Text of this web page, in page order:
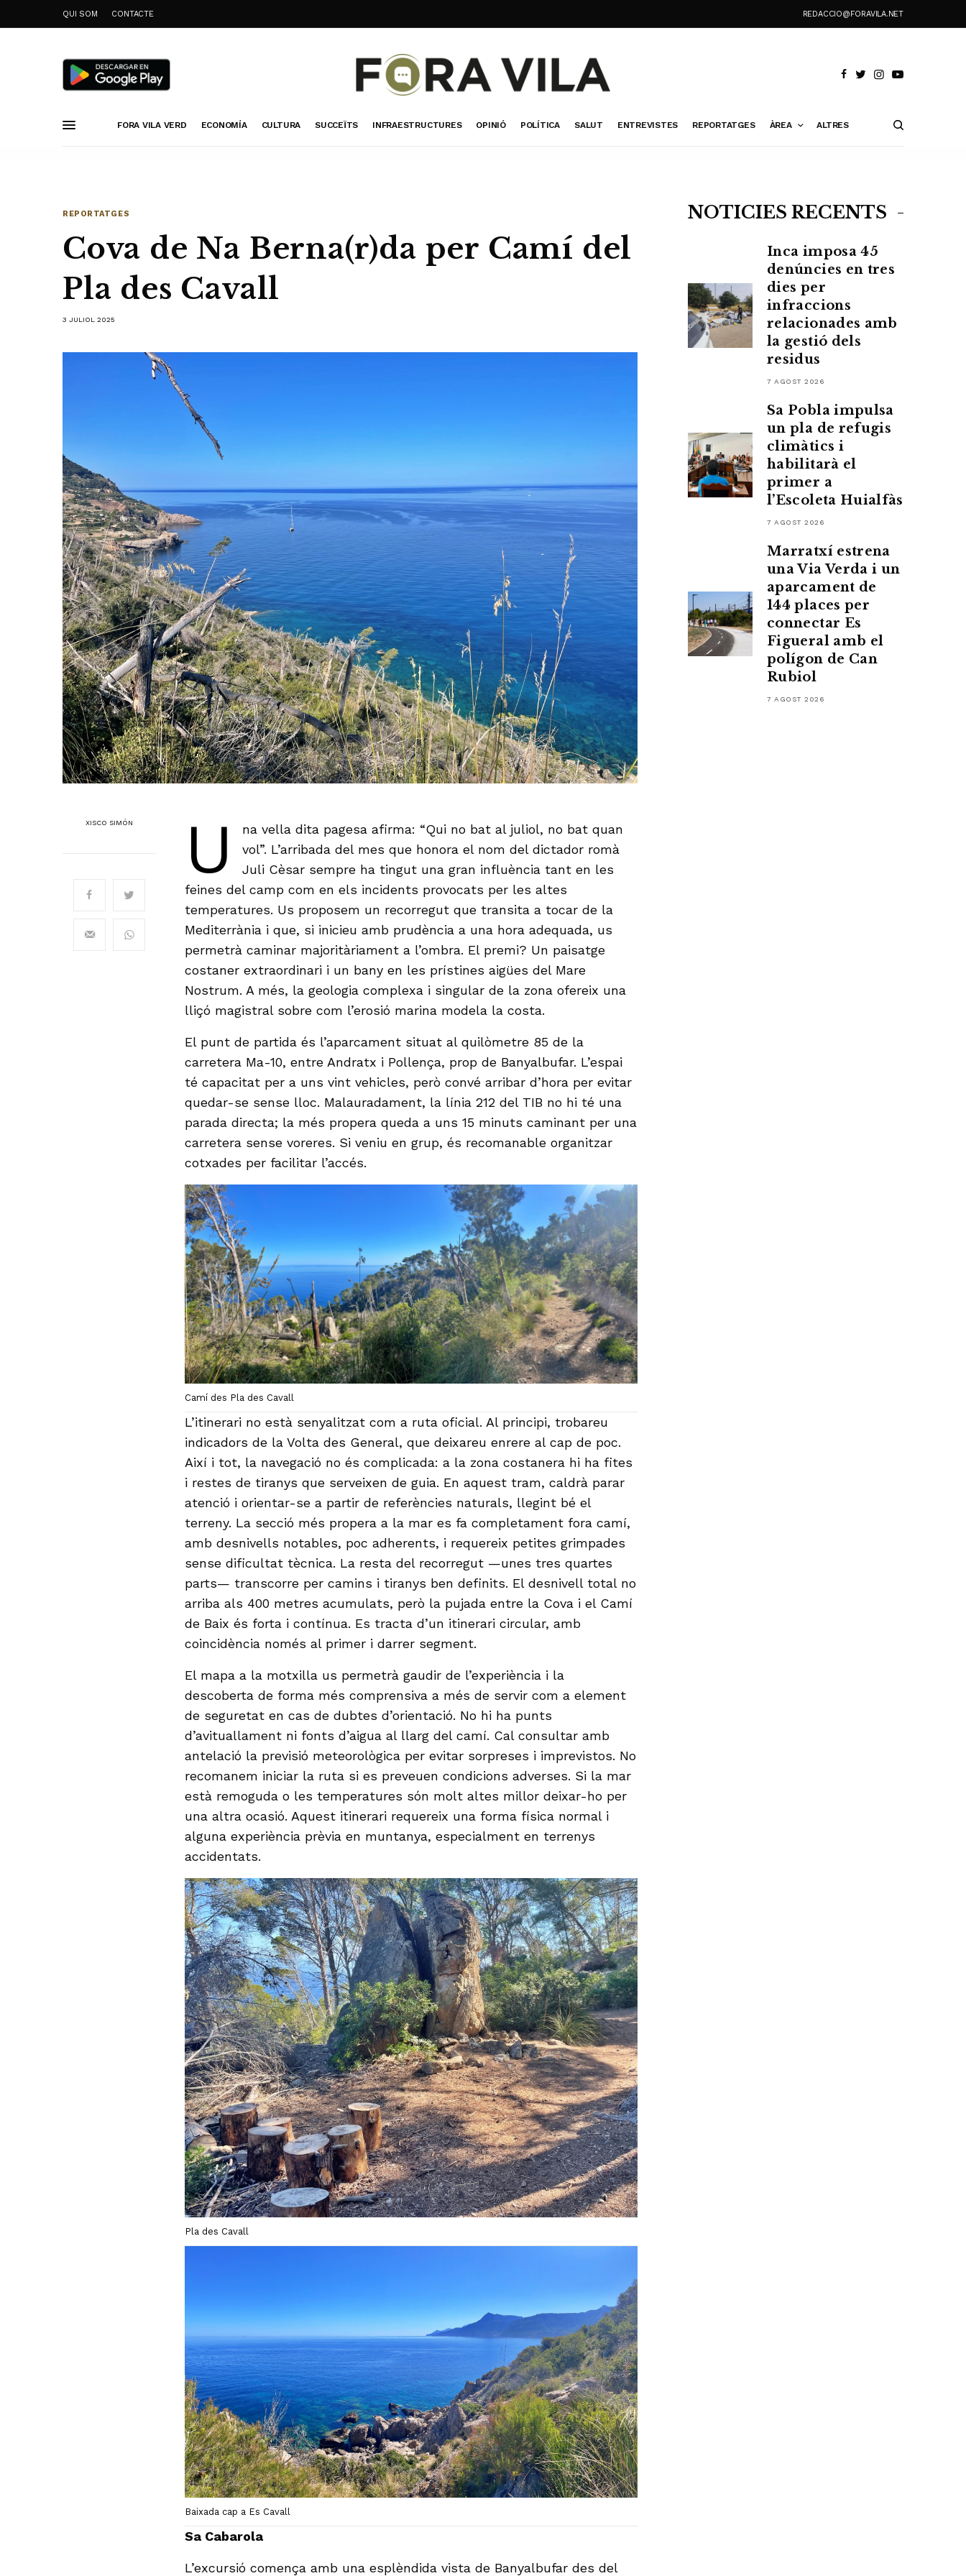
QUI SOM CONTACTE REDACCIO@FORAVILA.NET
FORA VILA VERD ECONOMÍA CULTURA SUCCEÏTS INFRAESTRUCTURES OPINIÓ POLÍTICA SALUT ENTREVISTES REPORTATGES ÀREA ALTRES
REPORTATGES
Cova de Na Berna(r)da per Camí del
Pla des Cavall
3 JULIOL 2025
XISCO SIMÓN U
na vella dita pagesa afirma: “Qui no bat al juliol, no bat quan
vol”. L’arribada del mes que honora el nom del dictador romà
Juli Cèsar sempre ha tingut una gran influència tant en les
feines del camp com en els incidents provocats per les altes
temperatures. Us proposem un recorregut que transita a tocar de la
Mediterrània i que, si inicieu amb prudència a una hora adequada, us
permetrà caminar majoritàriament a l’ombra. El premi? Un paisatge
costaner extraordinari i un bany en les prístines aigües del Mare
Nostrum. A més, la geologia complexa i singular de la zona ofereix una
lliçó magistral sobre com l’erosió marina modela la costa.
El punt de partida és l’aparcament situat al quilòmetre 85 de la
carretera Ma-10, entre Andratx i Pollença, prop de Banyalbufar. L’espai
té capacitat per a uns vint vehicles, però convé arribar d’hora per evitar
quedar-se sense lloc. Malauradament, la línia 212 del TIB no hi té una
parada directa; la més propera queda a uns 15 minuts caminant per una
carretera sense voreres. Si veniu en grup, és recomanable organitzar
cotxades per facilitar l’accés.
Camí des Pla des Cavall
L’itinerari no està senyalitzat com a ruta oficial. Al principi, trobareu
indicadors de la Volta des General, que deixareu enrere al cap de poc.
Així i tot, la navegació no és complicada: a la zona costanera hi ha fites
i restes de tiranys que serveixen de guia. En aquest tram, caldrà parar
atenció i orientar-se a partir de referències naturals, llegint bé el
terreny. La secció més propera a la mar es fa completament fora camí,
amb desnivells notables, poc adherents, i requereix petites grimpades
sense dificultat tècnica. La resta del recorregut —unes tres quartes
parts— transcorre per camins i tiranys ben definits. El desnivell total no
arriba als 400 metres acumulats, però la pujada entre la Cova i el Camí
de Baix és forta i contínua. Es tracta d’un itinerari circular, amb
coincidència només al primer i darrer segment.
El mapa a la motxilla us permetrà gaudir de l’experiència i la
descoberta de forma més comprensiva a més de servir com a element
de seguretat en cas de dubtes d’orientació. No hi ha punts
d’avituallament ni fonts d’aigua al llarg del camí. Cal consultar amb
antelació la previsió meteorològica per evitar sorpreses i imprevistos. No
recomanem iniciar la ruta si es preveuen condicions adverses. Si la mar
està remoguda o les temperatures són molt altes millor deixar-ho per
una altra ocasió. Aquest itinerari requereix una forma física normal i
alguna experiència prèvia en muntanya, especialment en terrenys
accidentats.
Pla des Cavall
Baixada cap a Es Cavall
Sa Cabarola
L’excursió comença amb una esplèndida vista de Banyalbufar des del
NOTÍCIES RECENTS
Inca imposa 45
denúncies en tres
dies per
infraccions
relacionades amb
la gestió dels
residus
7 AGOST 2026
Sa Pobla impulsa
un pla de refugis
climàtics i
habilitarà el
primer a
l’Escoleta Huialfàs
7 AGOST 2026
Marratxí estrena
una Via Verda i un
aparcament de
144 places per
connectar Es
Figueral amb el
polígon de Can
Rubiol
7 AGOST 2026